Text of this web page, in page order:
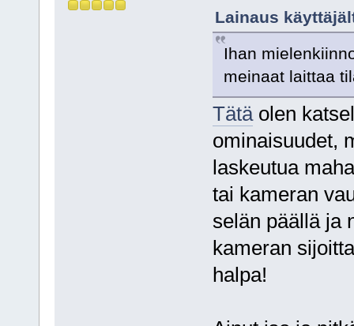
Lainaus
Ihan
meinaat laittaa
Tätäolen
ominaisuudet,
laskeutua
tai kameran
selän päällä ja
kameran
halpa!